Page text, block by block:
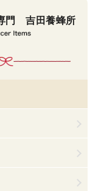
門 吉田養蜂所